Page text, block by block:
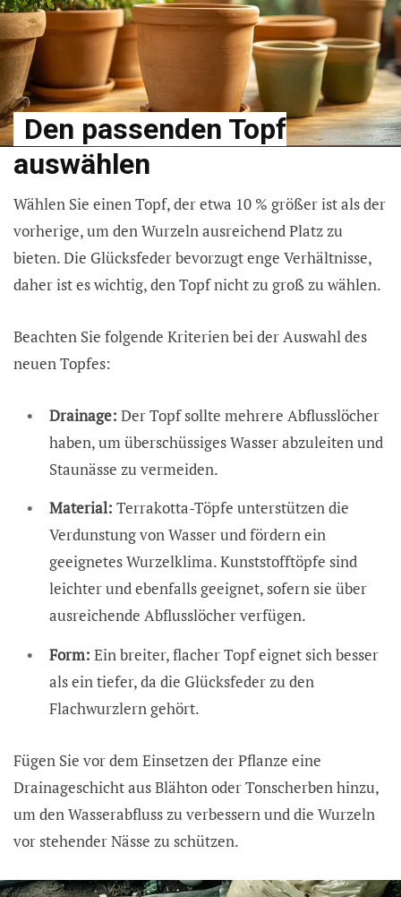
Den passenden Topf
auswählen
Wählen Sie einen Topf, der etwa 10 % größer ist als der
vorherige, um den Wurzeln ausreichend Platz zu
bieten. Die Glücksfeder bevorzugt enge Verhältnisse,
daher ist es wichtig, den Topf nicht zu groß zu wählen.
Beachten Sie folgende Kriterien bei der Auswahl des
neuen Topfes:
Drainage: Der Topf sollte mehrere Abflusslöcher
haben, um überschüssiges Wasser abzuleiten und
Staunässe zu vermeiden.
Material: Terrakotta-Töpfe unterstützen die
Verdunstung von Wasser und fördern ein
geeignetes Wurzelklima. Kunststofftöpfe sind
leichter und ebenfalls geeignet, sofern sie über
ausreichende Abflusslöcher verfügen.
Form: Ein breiter, flacher Topf eignet sich besser
als ein tiefer, da die Glücksfeder zu den
Flachwurzlern gehört.
Fügen Sie vor dem Einsetzen der Pflanze eine
Drainageschicht aus Blähton oder Tonscherben hinzu,
um den Wasserabfluss zu verbessern und die Wurzeln
vor stehender Nässe zu schützen.